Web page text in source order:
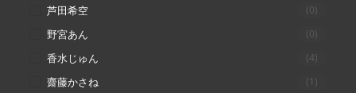
芦田希空 (0)
野宮あん (0)
香水じゅん (4)
齋藤かさね (1)